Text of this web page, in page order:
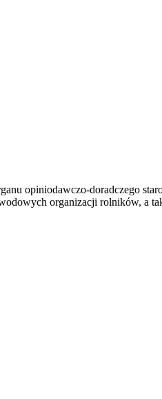
opiniodawczo-doradczego
organizacji rolników, a